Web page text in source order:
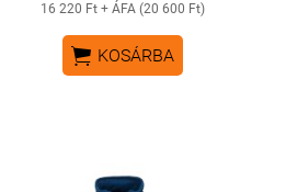
16 220 Ft + ÁFA (20 600 Ft)
 KOSÁRBA